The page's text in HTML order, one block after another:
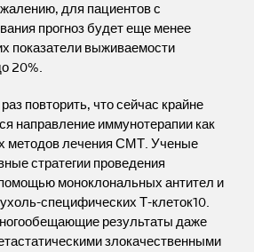
для пациентов с
прогноз будет еще менее
показатели выживаемости
20%.
повторить, что сейчас крайне
направление иммунотерапии как
методов лечения СМТ. Ученые
стратегии проведения
моноклональных антител и
специфических Т-клеток10.
результаты даже
злокачественными